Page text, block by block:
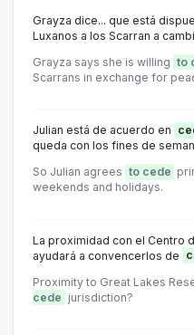
Grayza dice... que está
Luxanos a los Scarran a
Grayza says she is willing to
Scarrans in exchange for
Julian está de acuerdo en
queda con los fines de
So Julian agrees to cede
weekends and holidays.
La proximidad con el Centro
ayudará a convencerlos de
Proximity to Great Lakes
cede jurisdiction?